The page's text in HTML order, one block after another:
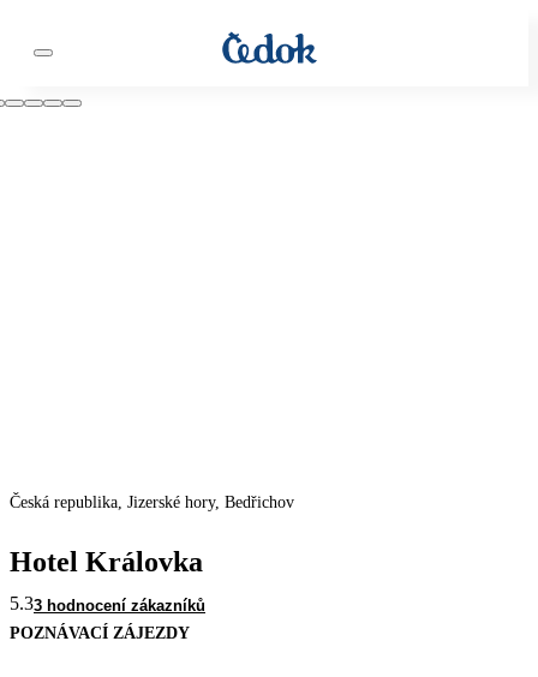
Česká republika, Jizerské hory, Bedřichov
Hotel Královka
5.33 hodnocení zákazníků
POZNÁVACÍ ZÁJEZDY